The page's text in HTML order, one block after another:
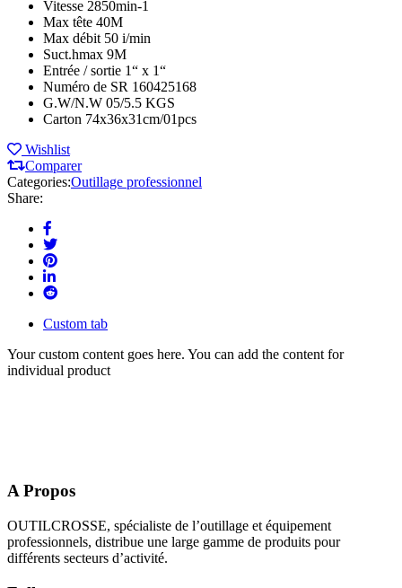
Vitesse 2850min-1
Max tête 40M
Max débit 50 i/min
Suct.hmax 9M
Entrée / sortie 1“ x 1“
Numéro de SR 160425168
G.W/N.W 05/5.5 KGS
Carton 74x36x31cm/01pcs
Wishlist
Comparer
Categories:Outillage professionnel
Share:
Custom tab
Your custom content goes here. You can add the content for
individual product
A Propos
OUTILCROSSE, spécialiste de l’outillage et équipement
professionnels, distribue une large gamme de produits pour
différents secteurs d’activité.